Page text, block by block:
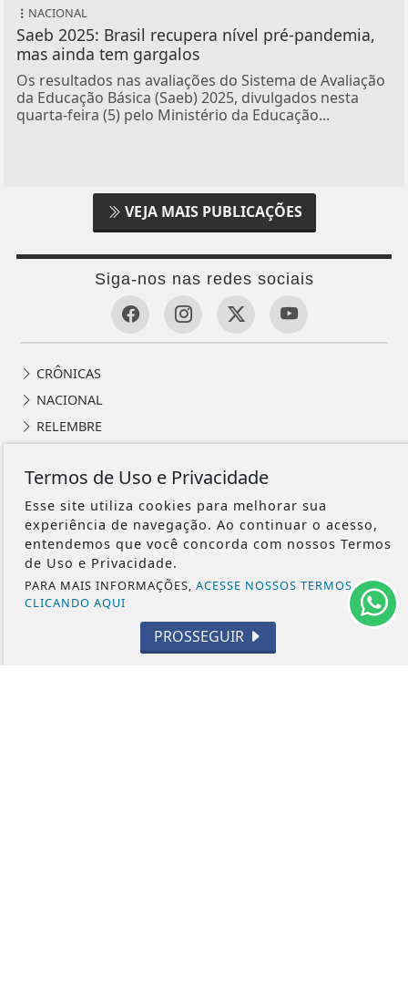
NACIONAL
Saeb 2025: Brasil recupera nível pré-pandemia,
mas ainda tem gargalos
Os resultados nas avaliações do Sistema de Avaliação
da Educação Básica (Saeb) 2025, divulgados nesta
quarta-feira (5) pelo Ministério da Educação...
VEJA MAIS PUBLICAÇÕES
Siga-nos nas redes sociais
CRÔNICAS
NACIONAL
RELEMBRE
GERAL
POLÍTICA
CONTOS DE DOMINGO
CIDADES
EDITORIAL
INTERNACIONAL
Termos de Uso e Privacidade
Esse site utiliza cookies para melhorar sua
experiência de navegação. Ao continuar o acesso,
entendemos que você concorda com nossos Termos
de Uso e Privacidade.
PARA MAIS INFORMAÇÕES, ACESSE NOSSOS TERMOS
CLICANDO AQUI
PROSSEGUIR